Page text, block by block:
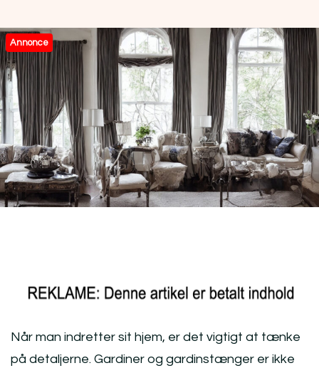
Annonce
Når man indretter sit hjem, er det vigtigt at tænke
på detaljerne. Gardiner og gardinstænger er ikke